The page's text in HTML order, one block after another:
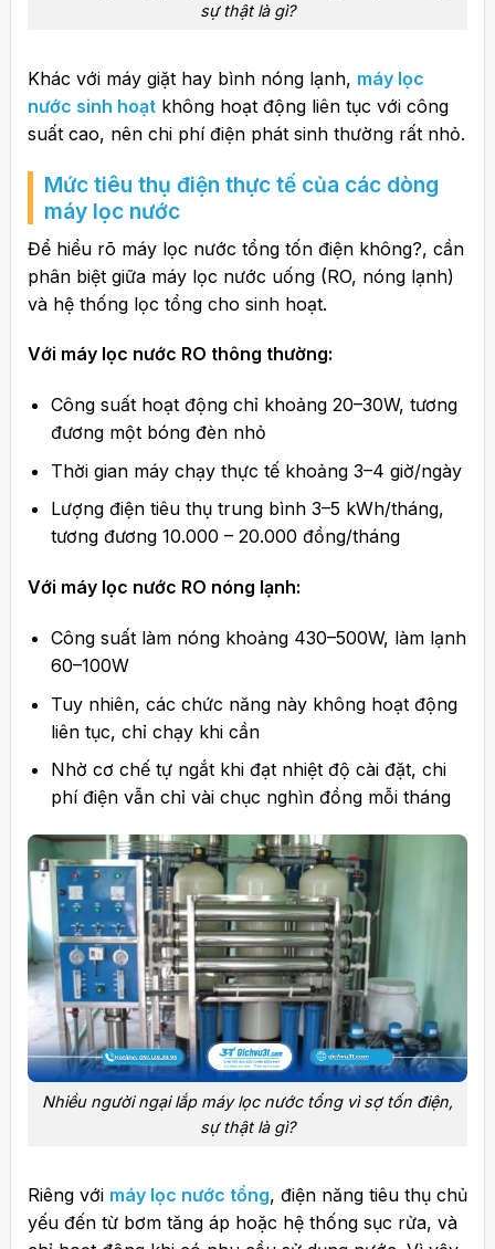
sự thật là gì?
Khác với máy giặt hay bình nóng lạnh, máy lọc
nước sinh hoạtkhông hoạt động liên tục với công
suất cao, nên chi phí điện phát sinh thường rất nhỏ.
Mức tiêu thụ điện thực tế của các dòng
máy lọc nước
Để hiểu rõ máy lọc nước tổng tốn điện không?, cần
phân biệt giữa máy lọc nước uống (RO, nóng lạnh)
và hệ thống lọc tổng cho sinh hoạt.
Với máy lọc nước RO thông thường:
Công suất hoạt động chỉ khoảng 20–30W, tương
đương một bóng đèn nhỏ
Thời gian máy chạy thực tế khoảng 3–4 giờ/ngày
Lượng điện tiêu thụ trung bình 3–5 kWh/tháng,
tương đương 10.000 – 20.000 đồng/tháng
Với máy lọc nước RO nóng lạnh:
Công suất làm nóng khoảng 430–500W, làm lạnh
60–100W
Tuy nhiên, các chức năng này không hoạt động
liên tục, chỉ chạy khi cần
Nhờ cơ chế tự ngắt khi đạt nhiệt độ cài đặt, chi
phí điện vẫn chỉ vài chục nghìn đồng mỗi tháng
Nhiều người ngại lắp máy lọc nước tổng vì sợ tốn điện,
sự thật là gì?
Riêng với máy lọc nước tổng, điện năng tiêu thụ chủ
yếu đến từ bơm tăng áp hoặc hệ thống sục rửa, và